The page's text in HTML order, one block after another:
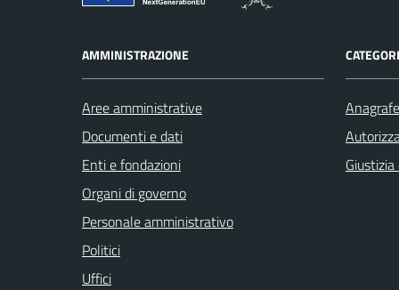
AMMINISTRAZIONE
Aree amministrative
Documenti e dati
Enti e fondazioni
Organi di governo
Personale amministrativo
Politici
Uffici